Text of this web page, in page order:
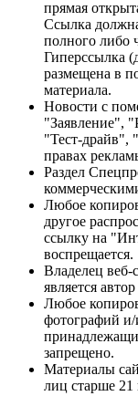
прямая
Ссылка
полного либо
Гиперссылка
размещена в
материала.
Новости с
"Заявление",
"Тест-драйв",
правах
Раздел
Любое
другое
ссылку на
воспрещается.
Владелец веб-
является
Любое
фотографий и/
запрещено.
Материалы
лиц старше 21